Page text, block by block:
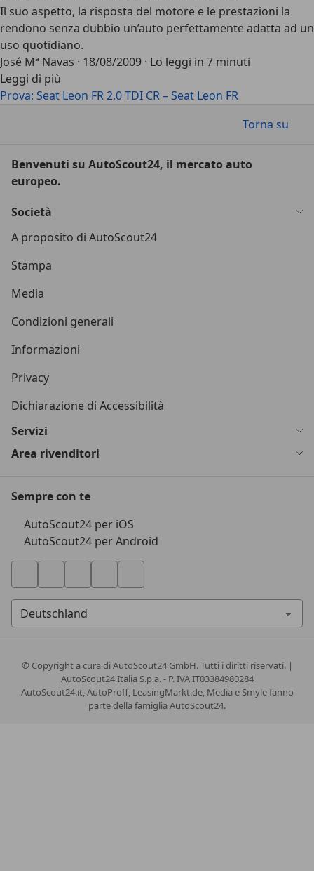
Il suo aspetto, la risposta del motore e le prestazioni la
rendono senza dubbio un’auto perfettamente adatta ad un
uso quotidiano.
José Mª Navas · 18/08/2009 · Lo leggi in 7 minuti
Leggi di più
Prova: Seat Leon FR 2.0 TDI CR – Seat Leon FR
Torna su
Benvenuti su AutoScout24, il mercato auto
europeo.
Società
A proposito di AutoScout24
Stampa
Media
Condizioni generali
Informazioni
Privacy
Dichiarazione di Accessibilità
Servizi
Area rivenditori
Sempre con te
AutoScout24 per iOS
AutoScout24 per Android
© Copyrighta cura di AutoScout24 GmbH. Tutti i diritti riservati. |
AutoScout24 Italia S.p.a. - P. IVA IT03384980284
AutoScout24.it, AutoProff, LeasingMarkt.de, Media e Smyle fanno
parte della famiglia AutoScout24.